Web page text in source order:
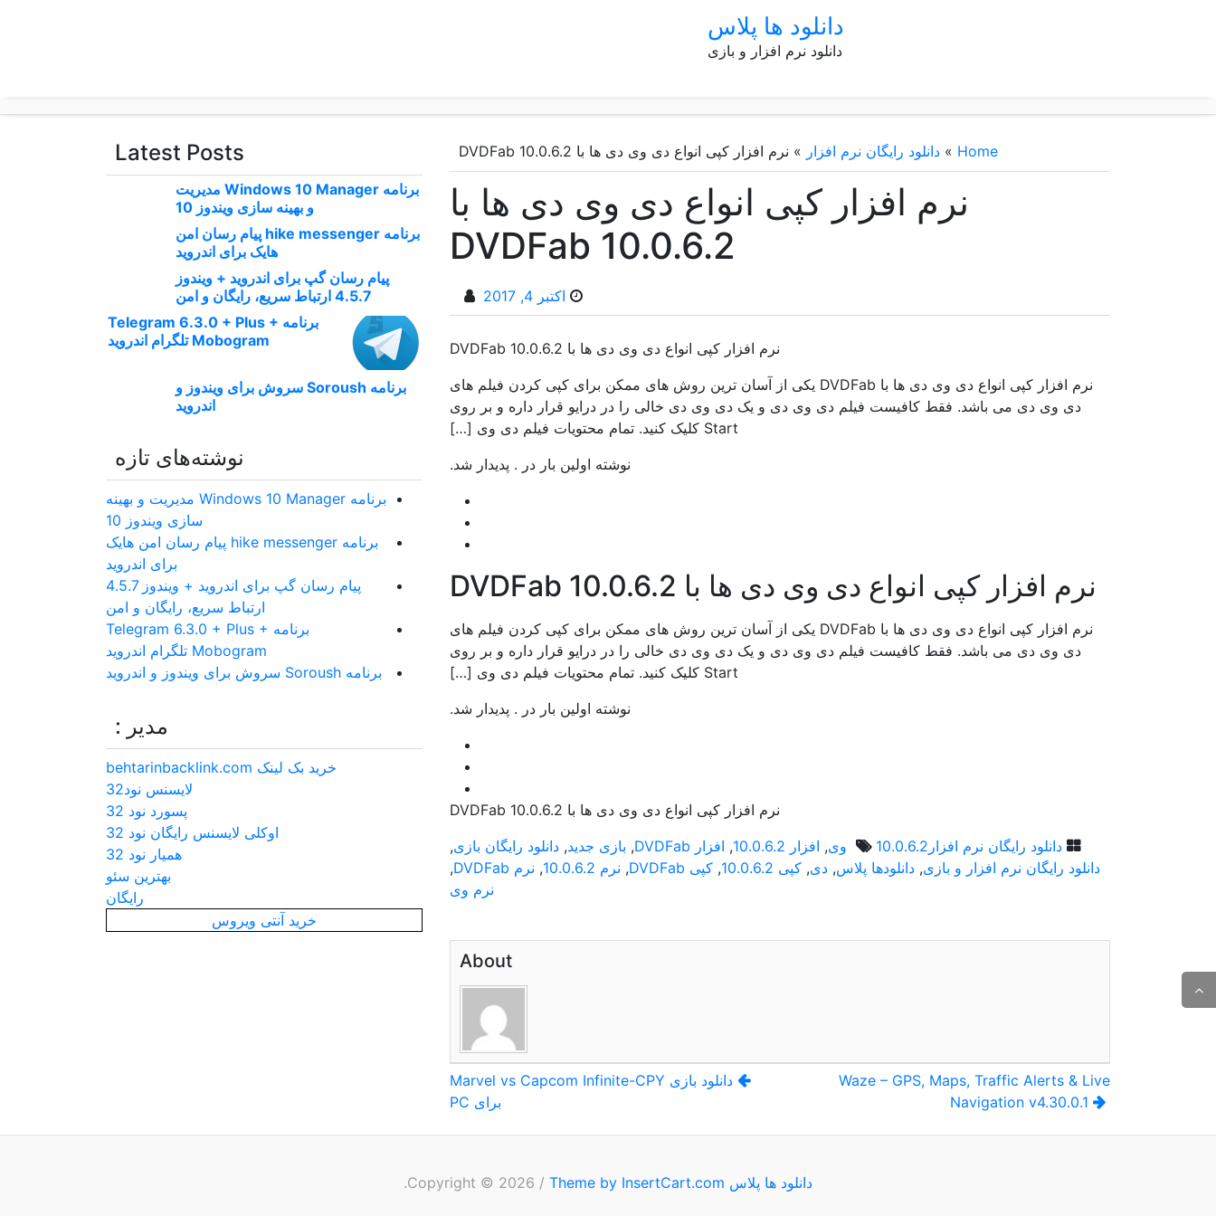
دانلود ها پلاس
دانلود نرم افزار و بازی
Home
» دانلود رایگان نرم افزار » نرم افزار کپی انواع دی وی دی ها با DVDFab 10.0.6.2
نرم افزار کپی انواع دی وی دی ها با
DVDFab 10.0.6.2
اکتبر 4, 2017
نرم افزار کپی انواع دی وی دی ها با DVDFab 10.0.6.2
نرم افزار کپی انواع دی وی دی ها با DVDFab یکی از آسان ترین روش های ممکن برای کپی کردن فیلم های
دی وی دی می باشد. فقط کافیست فیلم دی وی دی و یک دی وی دی خالی را در درایو قرار داره و بر روی
Start کلیک کنید. تمام محتویات فیلم دی وی […]
نوشته اولین بار در . پدیدار شد.
نرم افزار کپی انواع دی وی دی ها با DVDFab 10.0.6.2
نرم افزار کپی انواع دی وی دی ها با DVDFab یکی از آسان ترین روش های ممکن برای کپی کردن فیلم های
دی وی دی می باشد. فقط کافیست فیلم دی وی دی و یک دی وی دی خالی را در درایو قرار داره و بر روی
Start کلیک کنید. تمام محتویات فیلم دی وی […]
نوشته اولین بار در . پدیدار شد.
نرم افزار کپی انواع دی وی دی ها با DVDFab 10.0.6.2
دانلود رایگان نرم افزار 10.0.6.2 وی , افزار 10.0.6.2 , افزار DVDFab , بازی جدید, دانلود رایگان بازی,
دانلود رایگان نرم افزار و بازی, دانلودها پلاس, دی, کپی 10.0.6.2 , کپی DVDFab , نرم 10.0.6.2 , نرم DVDFab
,
نرم وی
About
راهبری
نوشته
دانلود بازی Marvel vs Capcom Infinite-CPY
برای PC
Waze – GPS, Maps, Traffic Alerts & Live
Navigation v4.30.0.1
Latest Posts
برنامه Windows 10 Manager مدیریت
و بهینه سازی ویندوز 10
برنامه hike messenger پیام‌ رسان‌ امن
هایک برای اندروید
پیام رسان گپ برای اندروید + ویندوز
4.5.7 ارتباط سریع، رایگان و امن
برنامه Telegram 6.3.0 + Plus +
Mobogram تلگرام اندروید
برنامه Soroush سروش برای ویندوز و
اندروید
نوشته‌های تازه
برنامه Windows 10 Manager مدیریت و بهینه
سازی ویندوز 10
برنامه hike messenger پیام‌ رسان‌ امن هایک
برای اندروید
پیام رسان گپ برای اندروید + ویندوز 4.5.7
ارتباط سریع، رایگان و امن
برنامه Telegram 6.3.0 + Plus +
Mobogram تلگرام اندروید
برنامه Soroush سروش برای ویندوز و اندروید
مدیر :
خرید بک لینک behtarinbacklink.com
لایسنس نود32
پسورد نود 32
اوکلی لایسنس رایگان نود 32
همیار نود 32
بهترین سئو
رایگان
خرید آنتی ویروس
دانلود ها پلاس / Theme by InsertCart.com
.